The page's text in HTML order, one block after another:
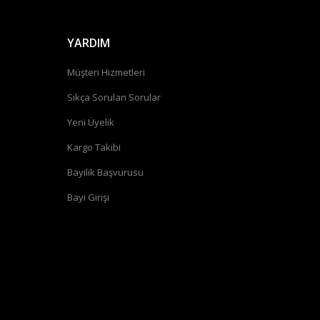
YARDIM
Müşteri Hizmetleri
Sıkça Sorulan Sorular
Yeni Üyelik
Kargo Takibi
Bayilik Başvurusu
Bayi Girişi